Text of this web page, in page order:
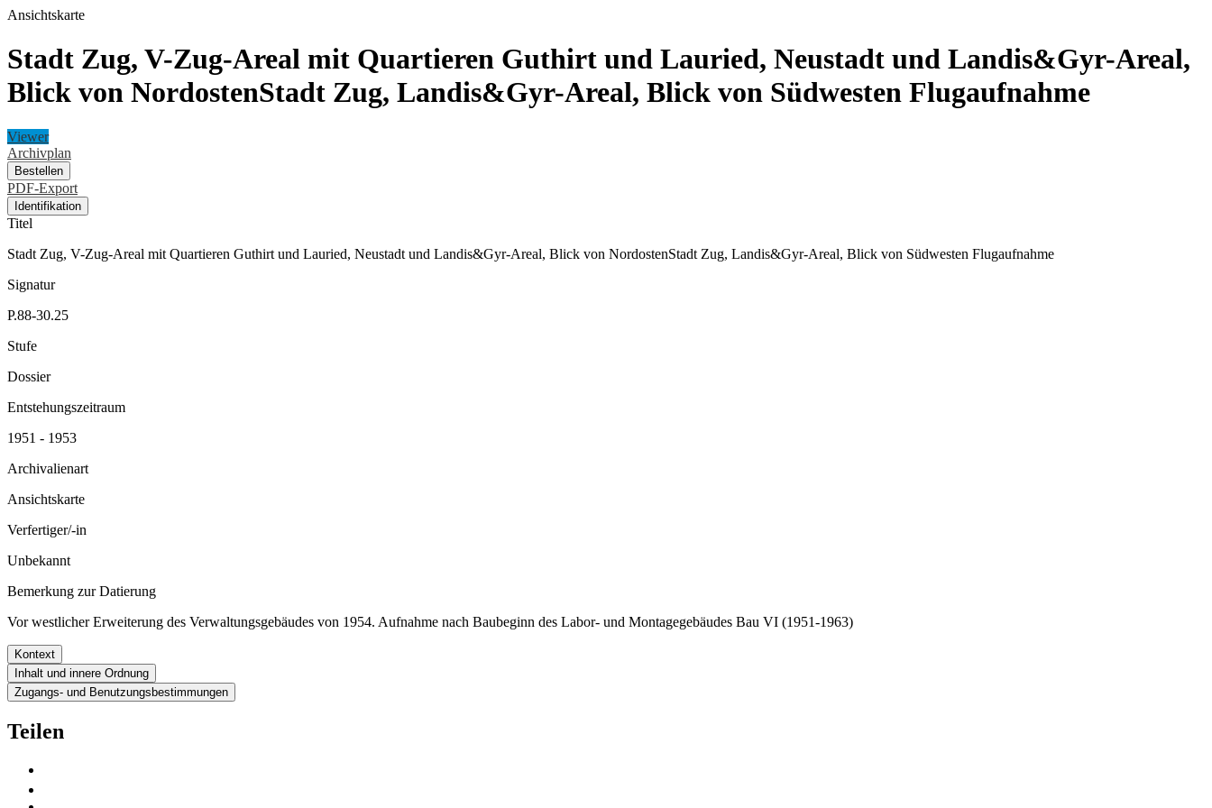
Ansichtskarte
Stadt Zug, V-Zug-Areal mit Quartieren Guthirt und Lauried, Neustadt und Landis&Gyr-Areal,
Blick von NordostenStadt Zug, Landis&Gyr-Areal, Blick von Südwesten Flugaufnahme
Viewer
Archivplan
Bestellen
PDF-Export
Identifikation
Titel
Stadt Zug, V-Zug-Areal mit Quartieren Guthirt und Lauried, Neustadt und Landis&Gyr-Areal, Blick von NordostenStadt Zug, Landis&Gyr-Areal, Blick von Südwesten Flugaufnahme
Signatur
P.88-30.25
Stufe
Dossier
Entstehungszeitraum
1951 - 1953
Archivalienart
Ansichtskarte
Verfertiger/-in
Unbekannt
Bemerkung zur Datierung
Vor westlicher Erweiterung des Verwaltungsgebäudes von 1954. Aufnahme nach Baubeginn des Labor- und Montagegebäudes Bau VI (1951-1963)
Kontext
Inhalt und innere Ordnung
Zugangs- und Benutzungsbestimmungen
Teilen